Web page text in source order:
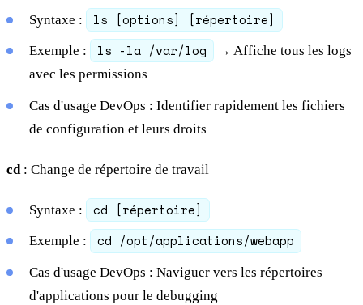
Syntaxe : ls [options] [répertoire]
Exemple : ls -la /var/log
→ Affiche tous les logs
avec les permissions
Cas d'usage DevOps : Identifier rapidement les fichiers
de configuration et leurs droits
cd: Change de répertoire de travail
Syntaxe : cd [répertoire]
Exemple : cd /opt/applications/webapp
Cas d'usage DevOps : Naviguer vers les répertoires
d'applications pour le debugging